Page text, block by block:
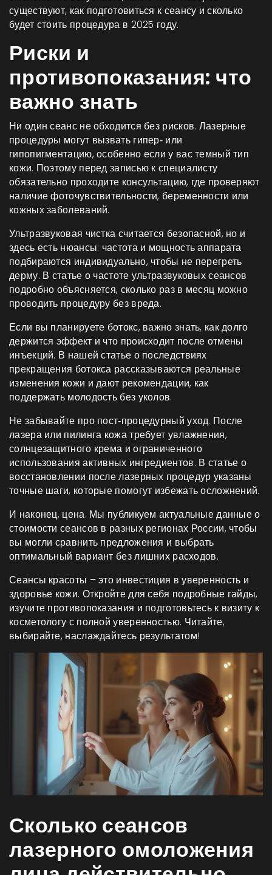
существуют, как подготовиться к сеансу и сколько
будет стоить процедура в 2025 году.
Риски и
противопоказания: что
важно знать
Ни один сеанс не обходится без рисков. Лазерные
процедуры могут вызвать гипер‑ или
гипопигментацию, особенно если у вас темный тип
кожи. Поэтому перед записью к специалисту
обязательно проходите консультацию, где проверяют
наличие фоточувствительности, беременности или
кожных заболеваний.
Ультразвуковая чистка считается безопасной, но и
здесь есть нюансы: частота и мощность аппарата
подбираются индивидуально, чтобы не перегреть
дерму. В статье о частоте ультразвуковых сеансов
подробно объясняется, сколько раз в месяц можно
проводить процедуру без вреда.
Если вы планируете ботокс, важно знать, как долго
держится эффект и что происходит после отмены
инъекций. В нашей статье о последствиях
прекращения ботокса рассказываются реальные
изменения кожи и дают рекомендации, как
поддержать молодость без уколов.
Не забывайте про пост‑процедурный уход. После
лазера или пилинга кожа требует увлажнения,
солнцезащитного крема и ограниченного
использования активных ингредиентов. В статье о
восстановлении после лазерных процедур указаны
точные шаги, которые помогут избежать осложнений.
И наконец, цена. Мы публикуем актуальные данные о
стоимости сеансов в разных регионах России, чтобы
вы могли сравнить предложения и выбрать
оптимальный вариант без лишних расходов.
Сеансы красоты – это инвестиция в уверенность и
здоровье кожи. Откройте для себя подробные гайды,
изучите противопоказания и подготовьтесь к визиту к
косметологу с полной уверенностью. Читайте,
выбирайте, наслаждайтесь результатом!
Сколько сеансов
лазерного омоложения